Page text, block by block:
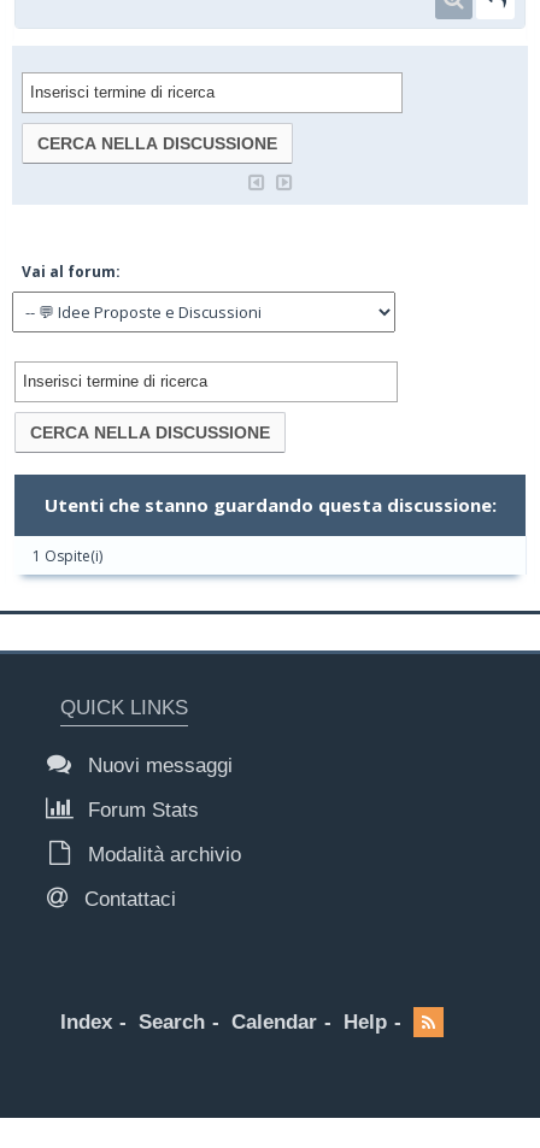
Vai al forum:
Utenti che stanno guardando questa discussione:
1 Ospite(i)
QUICK LINKS
Nuovi messaggi
Forum Stats
Modalità archivio
Contattaci
Index Search Calendar Help